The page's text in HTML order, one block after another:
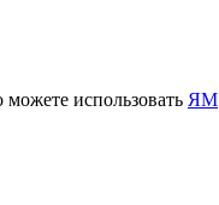
можете использовать ЯМ